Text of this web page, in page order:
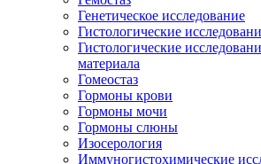
Генетическое исследование
Гистологические
Гистологические
материала
Гомеостаз
Гормоны крови
Гормоны мочи
Гормоны слюны
Изосерология
Иммуногистохимические